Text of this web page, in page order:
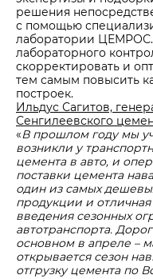
решения
с помощью
лаборатории
лабораторного
скорректировать и
тем самым повысить
построек.
Ильдус Сагитов,
Сенгилеевского
«В прошлом году мы
возникли у
цемента в авто, и
поставки цемента
один из самых
продукции и
введения сезонных
автотранспорта.
основном в апреле –
открывается сезон
отгрузку цемента по